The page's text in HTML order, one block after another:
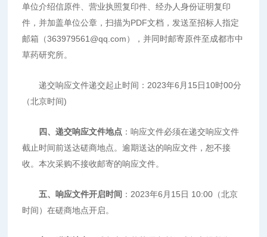
单位介绍信原件、营业执照复印件、经办人身份证明复印
件，并加盖单位公章，扫描为PDF文档，发送至招标人指定
邮箱（363979561@qq.com），并同时邮寄原件至成都市中
草药研究所。
递交响应文件递交起止时间：2023年6月15日10时00分
（北京时间)
四、递交响应文件地点：响应文件必须在递交响应文件
截止时间前送达磋商地点。逾期送达的响应文件，恕不接
收。本次采购不接收邮寄的响应文件。
五、响应文件开启时间 ：2023年6月15日 10:00（北京
时间）在磋商地点开启。